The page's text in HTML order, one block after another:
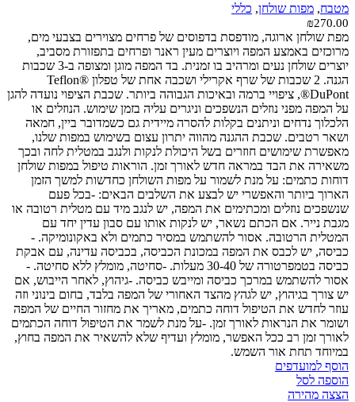
מטבח, מפות שולחן, כללי
₪270.00
מפת שולחן ארוגה, מודפסת בדפוסים של פרחים מצוירים בצבעי מים,
מרוכזים באמצע המפה ויוצרים מעין ראנר ופרחים בתפזורת מסביב,
יוצרים שולחן נעים ומרהיב בו זמנית. בד המפה מוגן ומצופה ב-3 שכבות
הגנה. 2 שכבות של שרף אקרילי ושכבה אחת של טפלון Teflon®
DuPont®, ציפויי ברמה ובאיכות הגבוהה ביותר. שכבת הציפוי נועדה להגן
על המפה מפני נוזלים הנשפכים וניגרים עליה בזמן שימוש. הנוזלים או
הלכלוך נדחים וניתנים בקלות להסרה מיידית גם כשמדובר ביין, חמאה
ושאר רטבים. שכבת ההגנה מהווה יתרון עצום בשימוש במפות שלנו,
מאפשרת שימושים חוזרים בשל היכולת לנקות ולנגב במטלית לחה ובכך
משאירה את הבד במראה חדש לאורך זמן. הוראות טיפול במפות שולחן
דוחות כתמים: על מנת לשמור על מפות השולחן כחדשות למשך הזמן
הארוך ביותר והאפשרי יש לבצע את השלבים הבאים: -בכל פעם
שנשפכים נוזלים ומכתימים את המפה, יש לנגב מיד עם מטלית רטובה או
מגבת נייר. אם הכתם נשאר, יש לנקות אותו עם סבון עדין יחד עם
המטלית הרטובה. אסור להשתמש במסיר כתמים ולא באקונומיקה. -
כביסה, יש לכבס את המפה במכונת הכביסה, בכביסה עדינה, עם אבקת
כביסה בטמפרטורה של 30-40 מעלות. -סחיטה, מומלץ ללא סחיטה. -
אסור להשתמש במרכך כביסה ומייבש כביסה. -גיהוץ, לאחר הייבוש, אם
יש צורך בגיהוץ, יש לגהץ מהצד האחורי של המפה בלבד, בחום בינוני וזה
עוזר לחדש את הטיפול דוחה כתמים, מאריך את מחזור החיים של המפה
ושומר את הנראות לאורך זמן. -על מנת לשמר את הטיפול דוחה הכתמים
לאורך זמן רב ככל האפשר, מומלץ ועדיף שלא להשאיר את המפה בחוץ,
במיוחד תחת אור השמש.
הוסף למועדפים
הוספה לסל
הצצה מהירה